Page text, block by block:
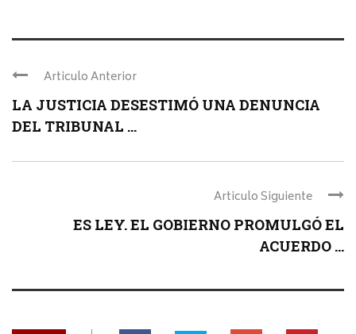
Articulo Anterior
LA JUSTICIA DESESTIMÓ UNA DENUNCIA
DEL TRIBUNAL ...
Articulo Siguiente
ES LEY. EL GOBIERNO PROMULGÓ EL
ACUERDO ...